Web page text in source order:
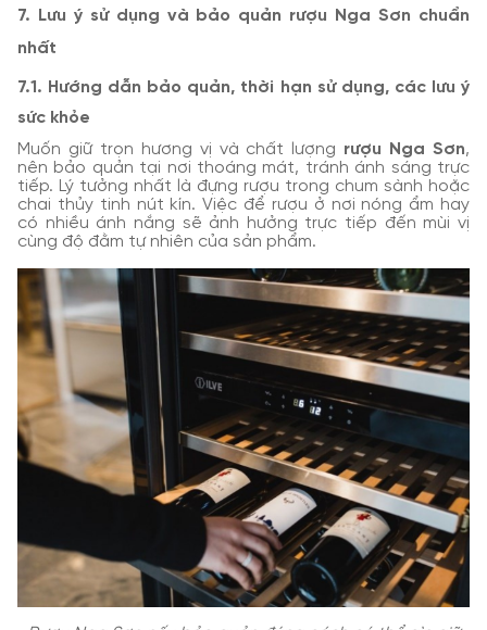
7. Lưu ý sử dụng và bảo quản rượu Nga Sơn chuẩn
nhất
7.1. Hướng dẫn bảo quản, thời hạn sử dụng, các lưu ý
sức khỏe
Muốn giữ trọn hương vị và chất lượng rượu Nga Sơn,
nên bảo quản tại nơi thoáng mát, tránh ánh sáng trực
tiếp. Lý tưởng nhất là đựng rượu trong chum sành hoặc
chai thủy tinh nút kín. Việc để rượu ở nơi nóng ẩm hay
có nhiều ánh nắng sẽ ảnh hưởng trực tiếp đến mùi vị
cùng độ đằm tự nhiên của sản phẩm.